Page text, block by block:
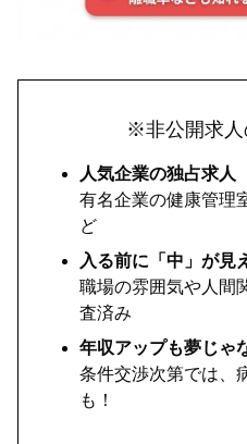
※非公開求
人気企業の独占求人
有名企業の健康管理
ど
入る前に「中」が見
職場の雰囲気や人間
査済み
年収アップも夢じゃ
条件交渉次第では、
も！